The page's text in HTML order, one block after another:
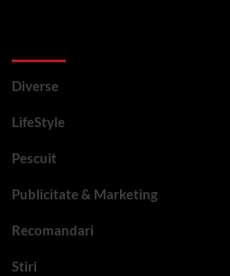
Diverse
LifeStyle
Pescuit
Publicitate & Marketing
Recomandari
Stiri